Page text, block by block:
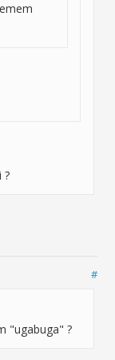
?
#
"ugabuga" ?